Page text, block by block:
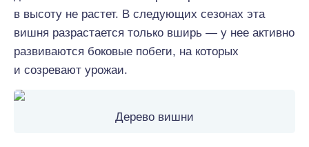
в высоту не растет. В следующих сезонах эта
вишня разрастается только вширь — у нее активно
развиваются боковые побеги, на которых
и созревают урожаи.
Дерево вишни